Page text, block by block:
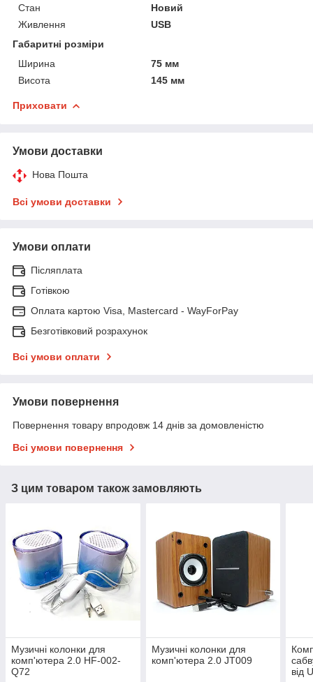
Стан
Новий
Живлення
USB
Габаритні розміри
Ширина
75 мм
Висота
145 мм
Приховати
Умови доставки
Нова Пошта
Всі умови доставки
Умови оплати
Післяплата
Готівкою
Оплата картою Visa, Mastercard - WayForPay
Безготівковий розрахунок
Всі умови оплати
Умови повернення
Повернення товару впродовж 14 днів за домовленістю
Всі умови повернення
З цим товаром також замовляють
Музичні колонки для
комп'ютера 2.0 HF-002-
Q72
Музичні колонки для
комп'ютера 2.0 JT009
від